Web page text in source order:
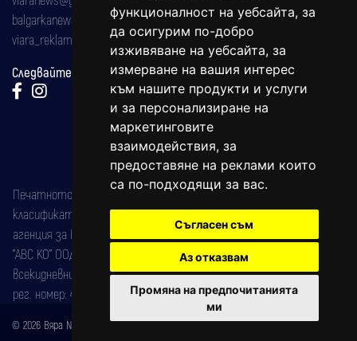
функционалност на уебсайта, за
да осигурим по-добро
изживяване на уебсайта, за
измерване на вашия интерес
към нашите продукти и услуги
и за персонализиране на
маркетинговите
взаимодействия, за
предоставяне на реклами които
са по-подходящи за вас.
Съгласен съм
Аз отказвам
Промяна на предпочитанията
ми
balgarkanews@gmail.com
viara_reklama@mail.bg
Следвайте ни:
Печатното издание на вестника е регистрирано в националния
класификатор на печатните издания (Българска национална
агенция за ISSN) под номер: ISSN 1312-4722.
"АВС КО" ООД е притежател на марката: Вяра информационен
всекидневник на югозападна България, със свидетелство за марка
рег. номер: 47857/11.05.2004 година.
© 2026 Вяра News Всички права запазени!